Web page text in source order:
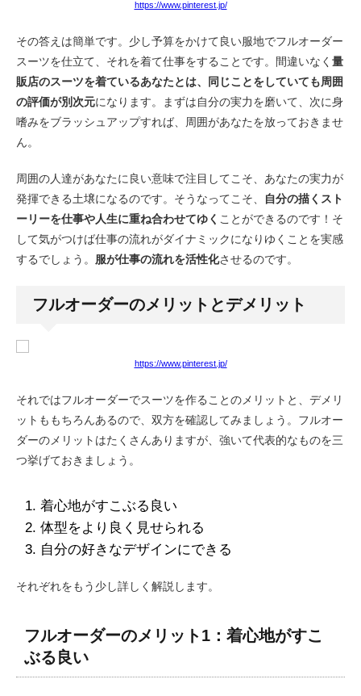
https://www.pinterest.jp/
その答えは簡単です。少し予算をかけて良い服地でフルオーダー
スーツを仕立て、それを着て仕事をすることです。間違いなく 量
販店のスーツを着ているあなたとは、同じことをしていても周囲
の評価が別次元になります。まずは自分の実力を磨いて、次に身
嗜みをブラッシュアップすれば、周囲があなたを放っておきませ
ん。
周囲の人達があなたに良い意味で注目してこそ、あなたの実力が
発揮できる土壌になるのです。そうなってこそ、
自分の描くスト
ーリーを仕事や人生に重ね合わせてゆく ことができるのです！そ
して気がつけば仕事の流れがダイナミックになりゆくことを実感
するでしょう。 服が仕事の流れを活性化させるのです。
フルオーダーのメリットとデメリット
https://www.pinterest.jp/
それではフルオーダーでスーツを作ることのメリットと、デメリ
ットももちろんあるので、双方を確認してみましょう。フルオー
ダーのメリットはたくさんありますが、強いて代表的なものを三
つ挙げておきましょう。
着心地がすこぶる良い
体型をより良く見せられる
自分の好きなデザインにできる
それぞれをもう少し詳しく解説します。
フルオーダーのメリット1：着心地がすこ
ぶる良い